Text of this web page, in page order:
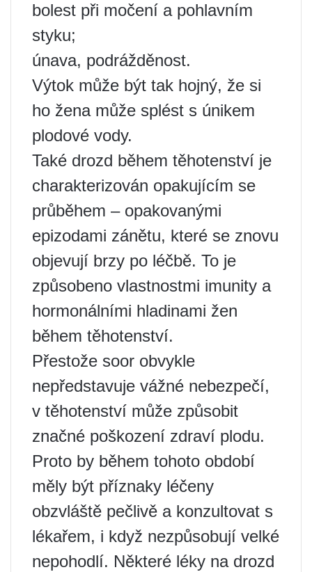
bolest při močení a pohlavním
styku;
únava, podrážděnost.
Výtok může být tak hojný, že si
ho žena může splést s únikem
plodové vody.
Také drozd během těhotenství je
charakterizován opakujícím se
průběhem – opakovanými
epizodami zánětu, které se znovu
objevují brzy po léčbě. To je
způsobeno vlastnostmi imunity a
hormonálními hladinami žen
během těhotenství.
Přestože soor obvykle
nepředstavuje vážné nebezpečí,
v těhotenství může způsobit
značné poškození zdraví plodu.
Proto by během tohoto období
měly být příznaky léčeny
obzvláště pečlivě a konzultovat s
lékařem, i když nezpůsobují velké
nepohodlí. Některé léky na drozd